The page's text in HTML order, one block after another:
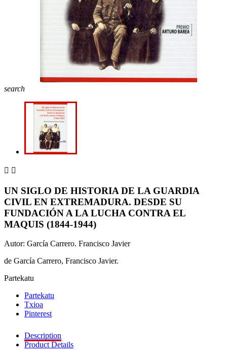
search
 
UN SIGLO DE HISTORIA DE LA GUARDIA
CIVIL EN EXTREMADURA. DESDE SU
FUNDACIÓN A LA LUCHA CONTRA EL
MAQUIS (1844-1944)
Autor: García Carrero. Francisco Javier
de García Carrero, Francisco Javier.
Partekatu
Partekatu
Txioa
Pinterest
Description
Product Details